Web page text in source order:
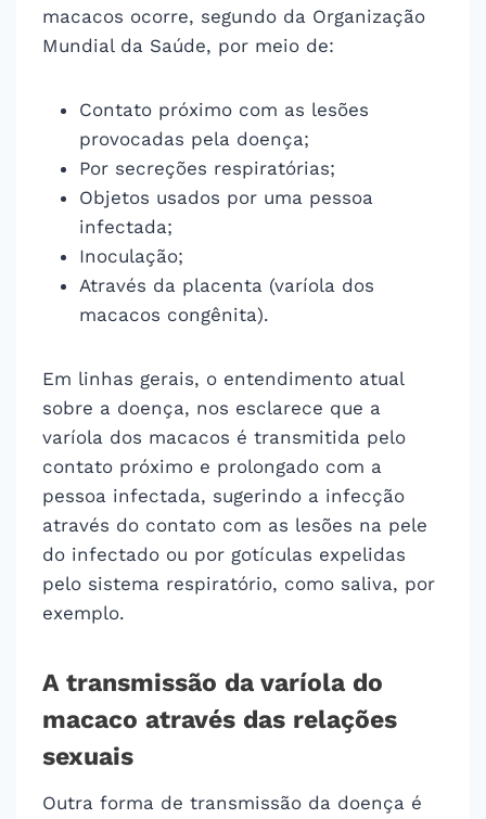
macacos ocorre, segundo da Organização
Mundial da Saúde, por meio de:
Contato próximo com as lesões
provocadas pela doença;
Por secreções respiratórias;
Objetos usados por uma pessoa
infectada;
Inoculação;
Através da placenta (varíola dos
macacos congênita).
Em linhas gerais, o entendimento atual
sobre a doença, nos esclarece que a
varíola dos macacos é transmitida pelo
contato próximo e prolongado com a
pessoa infectada, sugerindo a infecção
através do contato com as lesões na pele
do infectado ou por gotículas expelidas
pelo sistema respiratório, como saliva, por
exemplo.
A transmissão da varíola do
macaco através das relações
sexuais
Outra forma de transmissão da doença é